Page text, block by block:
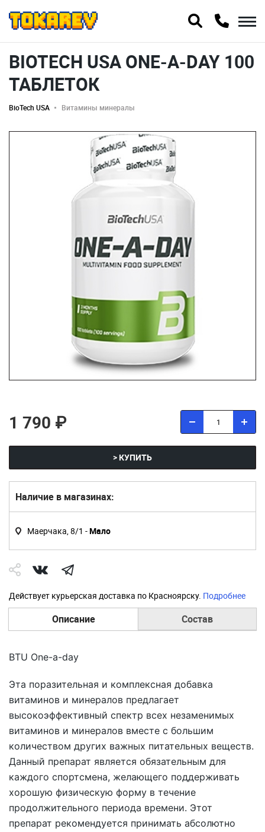
BIOTECH USA ONE-A-DAY 100
ТАБЛЕТОК
BioTech USA Витамины минералы
1 790 ₽
> КУПИТЬ
Наличие в магазинах:
Маерчака, 8/1 -Мало
Действует курьерская доставка по Красноярску. Подробнее
Описание Состав
BTU One-a-day
Эта поразительная и комплексная добавка
витаминов и минералов предлагает
высокоэффективный спектр всех незаменимых
витаминов и минералов вместе с большим
количеством других важных питательных веществ.
Данный препарат является обязательным для
каждого спортсмена, желающего поддерживать
хорошую физическую форму в течение
продолжительного периода времени. Этот
препарат рекомендуется принимать абсолютно